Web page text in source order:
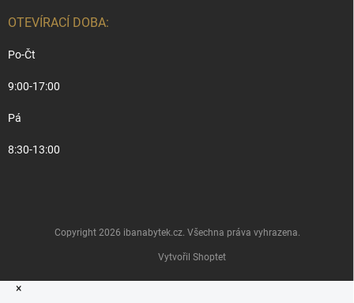
OTEVÍRACÍ DOBA:
Po-Čt
9:00-17:00
Pá
8:30-13:00
Vytvořil Shoptet
Copyright 2026 ibanabytek.cz. Všechna práva vyhrazena.
×